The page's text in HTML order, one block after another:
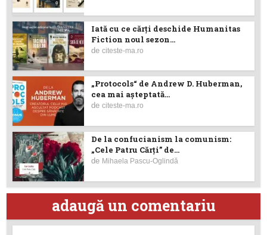
Iată cu ce cărţi deschide Humanitas
Fiction noul sezon...
deciteste-ma.ro
„Protocols“ de Andrew D. Huberman,
cea mai așteptată...
deciteste-ma.ro
De la confucianism la comunism:
„Cele Patru Cărți” de...
de Mihaela Pascu-Oglindă
adaugă un comentariu